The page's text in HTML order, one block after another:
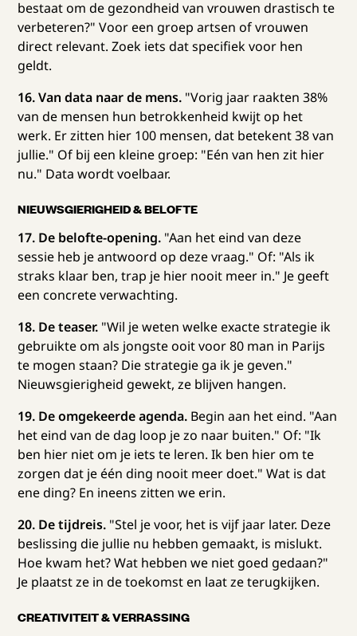
bestaat om de gezondheid van vrouwen drastisch te
verbeteren?" Voor een groep artsen of vrouwen
direct relevant. Zoek iets dat specifiek voor hen
geldt.
16. Van data naar de mens. "Vorig jaar raakten 38%
van de mensen hun betrokkenheid kwijt op het
werk. Er zitten hier 100 mensen, dat betekent 38 van
jullie." Of bij een kleine groep: "Eén van hen zit hier
nu." Data wordt voelbaar.
NIEUWSGIERIGHEID & BELOFTE
17. De belofte-opening. "Aan het eind van deze
sessie heb je antwoord op deze vraag." Of: "Als ik
straks klaar ben, trap je hier nooit meer in." Je geeft
een concrete verwachting.
18. De teaser. "Wil je weten welke exacte strategie ik
gebruikte om als jongste ooit voor 80 man in Parijs
te mogen staan? Die strategie ga ik je geven."
Nieuwsgierigheid gewekt, ze blijven hangen.
19. De omgekeerde agenda. Begin aan het eind. "Aan
het eind van de dag loop je zo naar buiten." Of: "Ik
ben hier niet om je iets te leren. Ik ben hier om te
zorgen dat je één ding nooit meer doet." Wat is dat
ene ding? En ineens zitten we erin.
20. De tijdreis. "Stel je voor, het is vijf jaar later. Deze
beslissing die jullie nu hebben gemaakt, is mislukt.
Hoe kwam het? Wat hebben we niet goed gedaan?"
Je plaatst ze in de toekomst en laat ze terugkijken.
CREATIVITEIT & VERRASSING